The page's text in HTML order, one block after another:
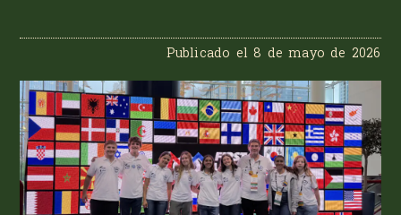
Publicado el 8 de mayo de 2026